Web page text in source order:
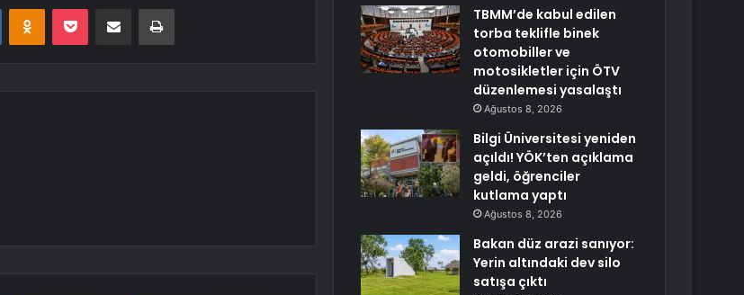
VKontakteOdnoklassniki
Pocket E-Posta ile paylaş Yazdır
TBMM’de kabul edilen
torba teklifle binek
otomobiller ve
motosikletler için ÖTV
düzenlemesi yasalaştı
Ağustos 8, 2026
Bilgi Üniversitesi yeniden
açıldı! YÖK’ten açıklama
geldi, öğrenciler
kutlama yaptı
Ağustos 8, 2026
Bakan düz arazi sanıyor:
Yerin altındaki dev silo
satışa çıktı